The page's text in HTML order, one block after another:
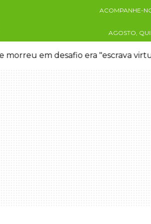
ACOMPANHE-
AGOSTO,
morreu em desafio era "escrava